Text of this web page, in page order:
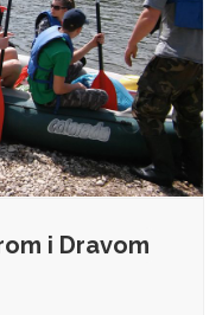
i Dravom